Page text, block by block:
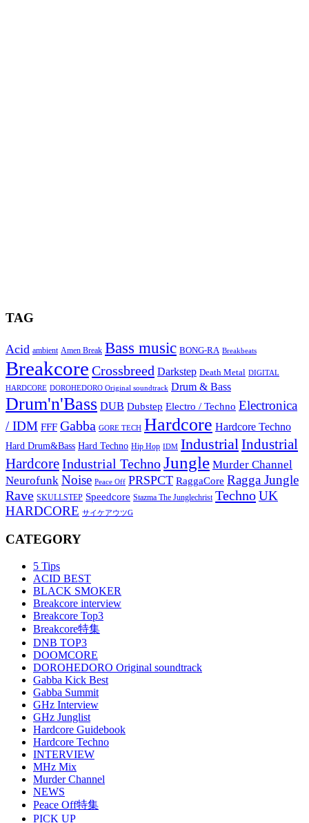
TAG
Acid ambient Amen Break Bass music BONG-RA Breakbeats
Breakcore Crossbreed Darkstep Death Metal DIGITAL
HARDCORE DOROHEDORO Original soundtrack Drum & Bass
Drum'n'Bass DUB Dubstep Electro / Techno Electronica
/ IDM FFF Gabba GORE TECH Hardcore Hardcore Techno
Hard Drum&Bass Hard Techno Hip Hop IDM IndustrialIndustrial
HardcoreIndustrial TechnoJungle Murder Channel
Neurofunk Noise Peace Off PRSPCT RaggaCore Ragga Jungle
Rave SKULLSTEP Speedcore Stazma The Junglechrist TechnoUK
HARDCORE サイケアウツG
CATEGORY
5 Tips
ACID BEST
BLACK SMOKER
Breakcore interview
Breakcore Top3
Breakcore特集
DNB TOP3
DOOMCORE
DOROHEDORO Original soundtrack
Gabba Kick Best
Gabba Summit
GHz Interview
GHz Junglist
Hardcore Guidebook
Hardcore Techno
INTERVIEW
MHz Mix
Murder Channel
NEWS
Peace Off特集
PICK UP